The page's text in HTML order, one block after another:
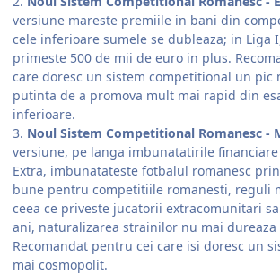
versiune mareste premiile in bani din
cele inferioare sumele se dubleaza; in Liga
primeste 500 de mii de euro in plus.
care doresc un sistem competitional un pic
putinta de a promova mult mai rapid din
inferioare.
3. Noul Sistem Competitional Romanesc -
versiune, pe langa imbunatatirile
Extra, imbunatateste fotbalul romanesc
bune pentru competitiile romanesti, reguli
ceea ce priveste jucatorii extracomunitari
ani, naturalizarea strainilor nu mai dureaza
Recomandat pentru cei care isi doresc un
mai cosmopolit.